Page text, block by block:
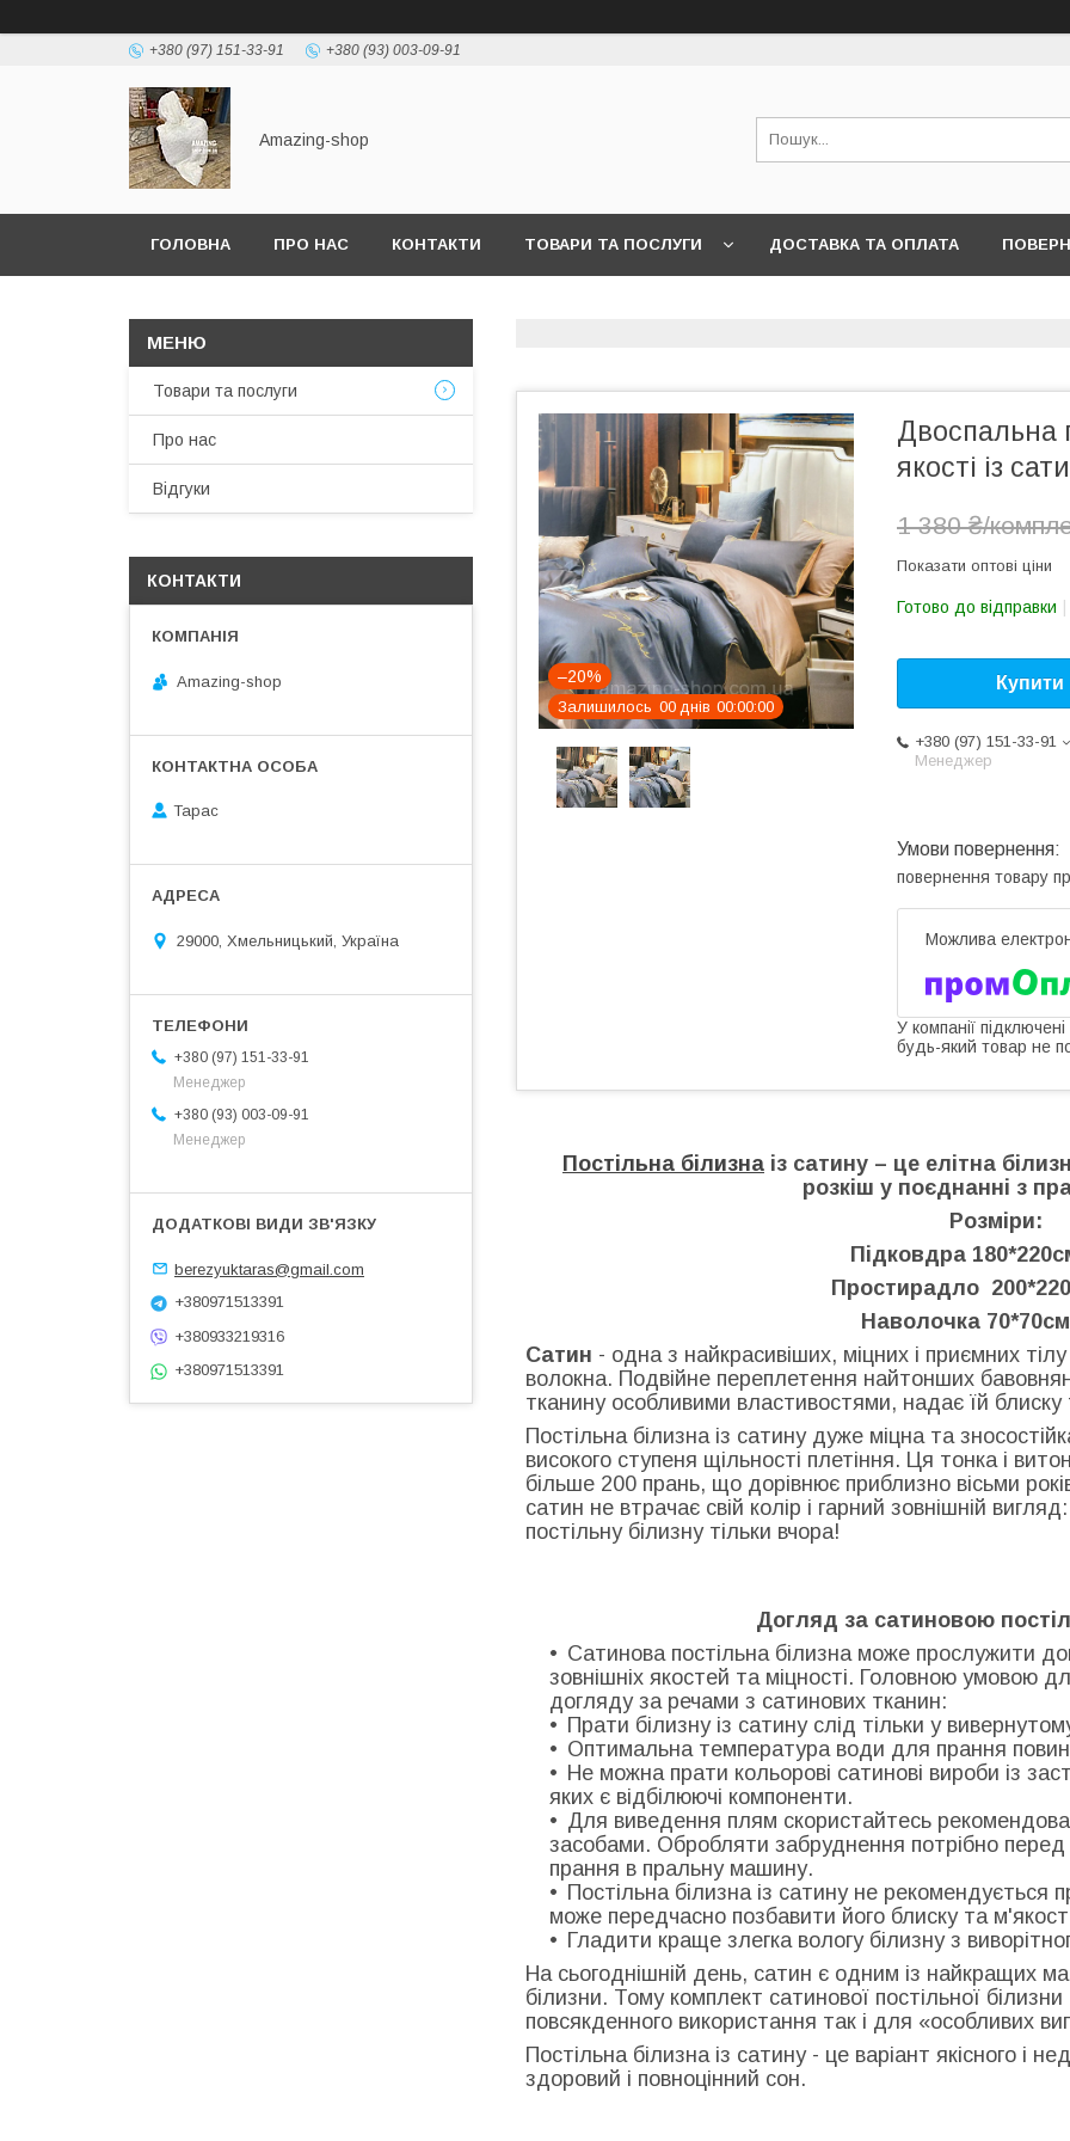
+380 (97) 151-33-91 +380 (93) 003-09-91
Amazing-shop
ГОЛОВНА ПРО НАС КОНТАКТИ ТОВАРИ ТА ПОСЛУГИ ДОСТАВКА ТА ОПЛАТА
–20%
Залишилось 00 днів 00 00 00
Двоспальна
якості із
1 380 ₴/
Показати оптові ціни
Готово до відправки
Купити
+380 (97) 151-33-91
Менеджер
повернення товару
У компанії
будь-який товар не
Постільна білизна із сатину – це елітна
розкіш у поєднанні з
Розміри:
Підковдра
Простирадло
Наволочка
Сатин - одна з найкрасивіших, міцних і приємних
волокна. Подвійне переплетення найтонших
тканину особливими властивостями, надає їй
Постільна білизна із сатину дуже міцна та
високого ступеня щільності плетіння. Ця тонка і
більше 200 прань, що дорівнює приблизно вісьми
сатин не втрачає свій колір і гарний зовнішній
постільну білизну тільки вчора!
Догляд за сатиновою
Сатинова постільна білизна може прослужити
зовнішніх якостей та міцності. Головною умовою
догляду за речами з сатинових тканин:
Прати білизну із сатину слід тільки у
Оптимальна температура води для прання
Не можна прати кольорові сатинові вироби із
яких є відбілюючі компоненти.
Для виведення плям скористайтесь
засобами. Обробляти забруднення потрібно
прання в пральну машину.
Постільна білизна із сатину не рекомендується
може передчасно позбавити його блиску та
Гладити краще злегка вологу білизну з
На сьогоднішній день, сатин є одним із найкращих
білизни. Тому комплект сатинової постільної
повсякденного використання так і для «особливих
Постільна білизна із сатину - це варіант якісного і
здоровий і повноцінний сон.
Товари та послуги
Про нас
Відгуки
КОНТАКТИ
Amazing-shop
Тарас
29000, Хмельницький, Україна
+380 (97) 151-33-91
Менеджер
+380 (93) 003-09-91
Менеджер
berezyuktaras@gmail.com
+380971513391
+380933219316
+380971513391